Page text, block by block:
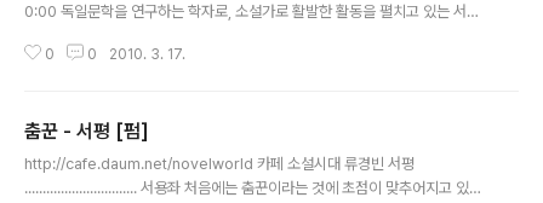
0:00 독일문학을 연구하는 학자로, 소설가로 활발한 활동을 펼치고 있는 서용
부 펴냄)과 논문집 ‘창작과 사실’을 동시에 출간했다. 소설집 ‘반대말 비슷한
2편의 중·단편을 엮었다. 표제작 ‘반대말 비슷한 말’은 명예퇴직을 고려하는 교
사가 기억도 잘 나지 않는 제자를 통해 옛 동료와 시공을 뛰어넘어 펼치는 감성
과 지적유희를 다룬 독특한 형식의 소설이다. 논문집 ‘창작과 사실-양심..
0 0 2010. 3. 17.
춤꾼 - 서평 [펌]
http://cafe.daum.net/novelworld 카페 소설시대 류경빈 서평
............................... 서용좌 처음에는 춤꾼이라는 것에 초점이 맞추어지고 있는